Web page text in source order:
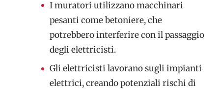
I muratori utilizzano macchinari
pesanti come betoniere, che
potrebbero interferire con il passaggio
degli elettricisti.
Gli elettricisti lavorano sugli impianti
elettrici, creando potenziali rischi di